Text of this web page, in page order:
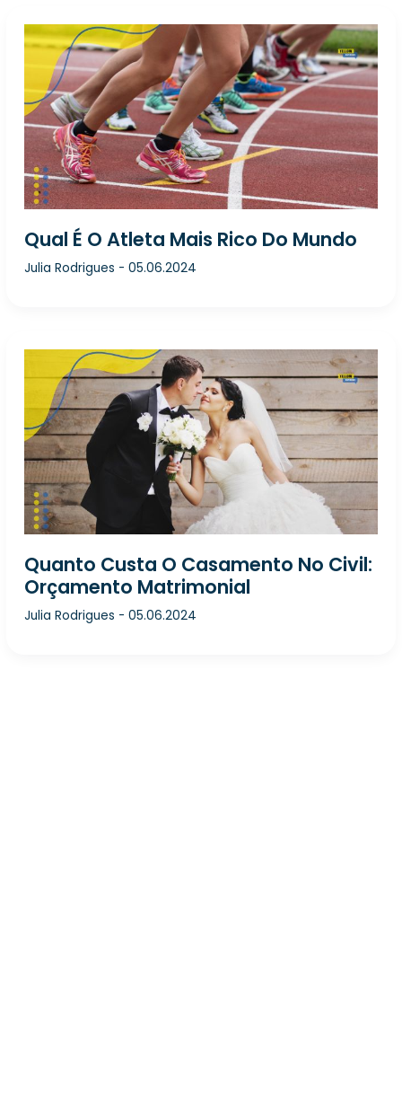
Qual É O Atleta Mais Rico Do Mundo
Julia Rodrigues -05.06.2024
Quanto Custa O Casamento No Civil:
Orçamento Matrimonial
Julia Rodrigues -05.06.2024